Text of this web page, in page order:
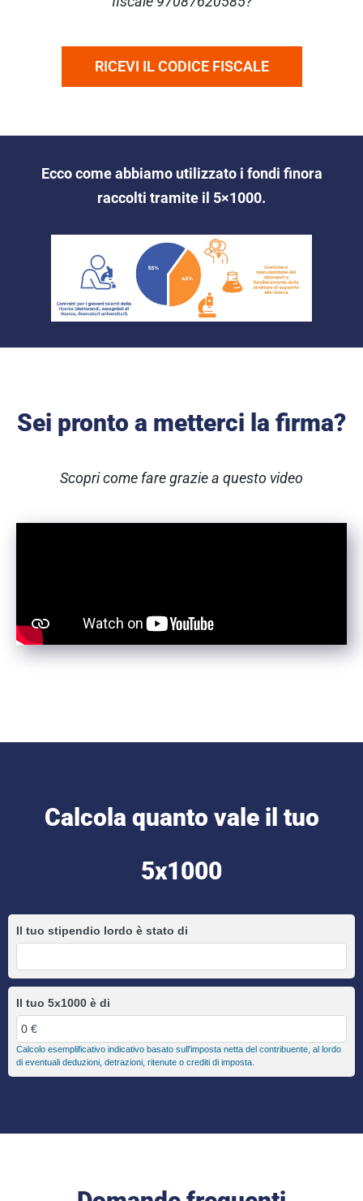
RICEVI IL CODICE FISCALE
Ecco come abbiamo utilizzato i fondi finora
raccolti tramite il 5×1000.
Sei pronto a metterci la firma?
Scopri come fare grazie a questo video
Calcola quanto vale il tuo
5x1000
Il tuo stipendio lordo è stato di
Il tuo 5x1000 è di
Calcolo esemplificativo indicativo basato sull'imposta netta del contribuente, al lordo
di eventuali deduzioni, detrazioni, ritenute o crediti di imposta.